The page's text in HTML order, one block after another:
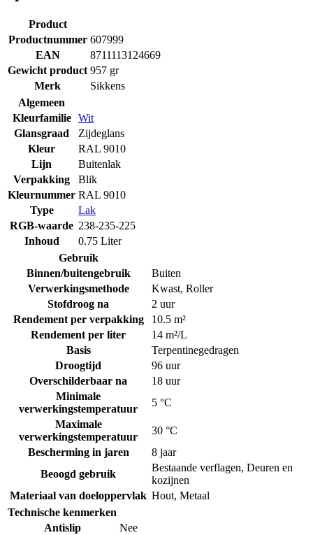
Product
Productnummer 607999
EAN
8711113124669
Gewicht product 957 gr
Merk
Sikkens
Algemeen
Kleurfamilie
Wit
Glansgraad
Zijdeglans
Kleur
RAL 9010
Lijn
Buitenlak
Verpakking
Blik
Kleurnummer RAL 9010
Type
Lak
RGB-waarde 238-235-225
Inhoud
0.75 Liter
Gebruik
Binnen/buitengebruik
Buiten
Verwerkingsmethode
Kwast, Roller
Stofdroog na
2 uur
Rendement per verpakking
10.5 m²
Rendement per liter
14 m²/L
Basis
Terpentinegedragen
Droogtijd
96 uur
Overschilderbaar na
18 uur
Minimale
verwerkingstemperatuur
5 °C
Maximale
verwerkingstemperatuur
30 °C
Bescherming in jaren
8 jaar
Beoogd gebruik
Bestaande verflagen, Deuren en
kozijnen
Materiaal van doeloppervlak Hout, Metaal
Technische kenmerken
Antislip
Nee